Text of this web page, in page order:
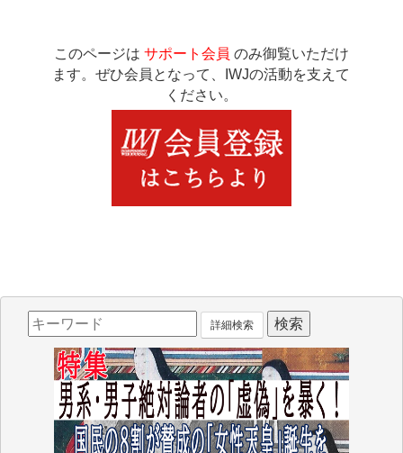
このページは サポート会員 のみ御覧いただけ
ます。ぜひ会員となって、IWJの活動を支えて
ください。
詳細検索